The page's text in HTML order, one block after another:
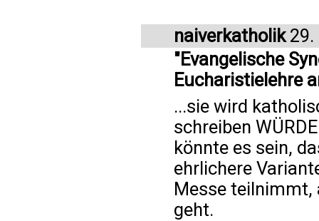
naiverkatholik29.
"Evangelische
Eucharistielehre
...sie wird
schreiben
könnte es sein,
ehrlichere
Messe teilnimmt,
geht.